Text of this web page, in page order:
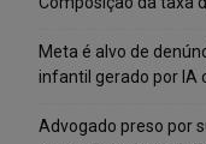
Meta é alvo de
infantil gerado por IA
Advogado preso por